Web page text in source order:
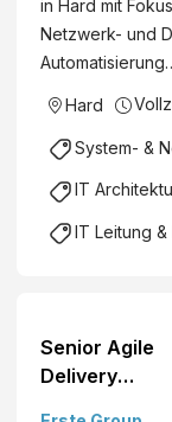
C
o
r
e
T
t
r
u
A
W
A
L
e
in Hard mit
Netzwerk- und
Hard
System- &
IT
IT Leitung
Senior Agile
Delivery